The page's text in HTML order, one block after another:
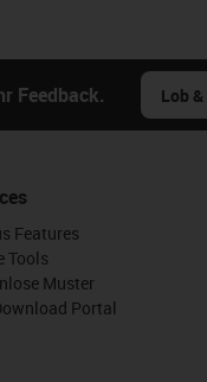
Feedback. Lob
Features
Tools
Muster
Portal